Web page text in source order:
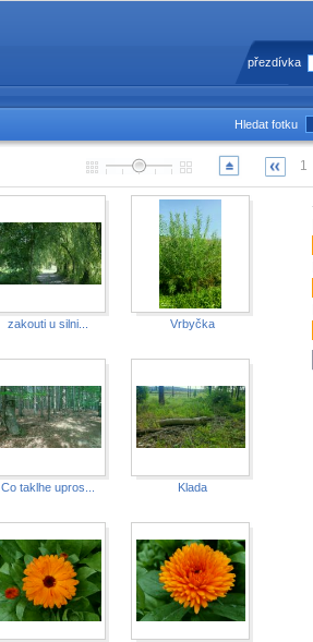
přezdívka
Hledat fotku
1
zakouti u silni... Vrbyčka
Co taklhe upros... Klada